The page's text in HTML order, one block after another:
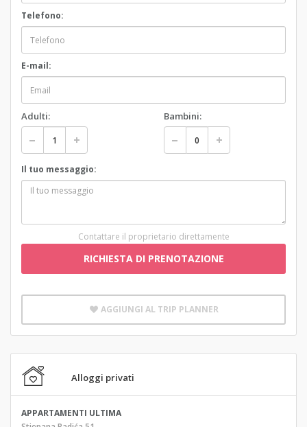
Telefono:
E-mail:
Adulti: Bambini:
Il tuo messaggio:
Contattare il proprietario direttamente
RICHIESTA DI PRENOTAZIONE
AGGIUNGI AL TRIP PLANNER
Alloggi privati
APPARTAMENTI ULTIMA